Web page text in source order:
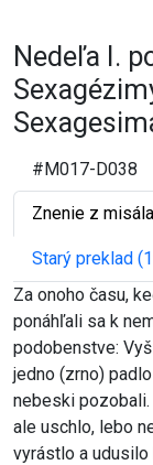
Nedeľa I.
#M017-D038
Znenie z
Starý preklad
Za onoho času,
ponáhľali sa k
podobenstve:
jedno (zrno)
nebeski
ale uschlo, lebo
vyrástlo a